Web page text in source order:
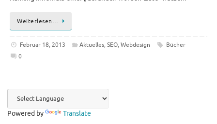
Weiterlesen…
Februar 18, 2013 Aktuelles,SEO,Webdesign
Bücher
0
Powered by Translate